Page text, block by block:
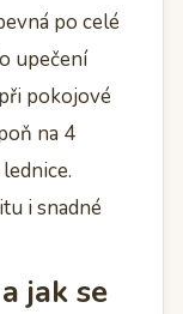
po celé
upečení
pokojové
na 4
i snadné
jak se